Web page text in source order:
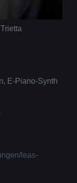
E-Piano-Synth
leas-